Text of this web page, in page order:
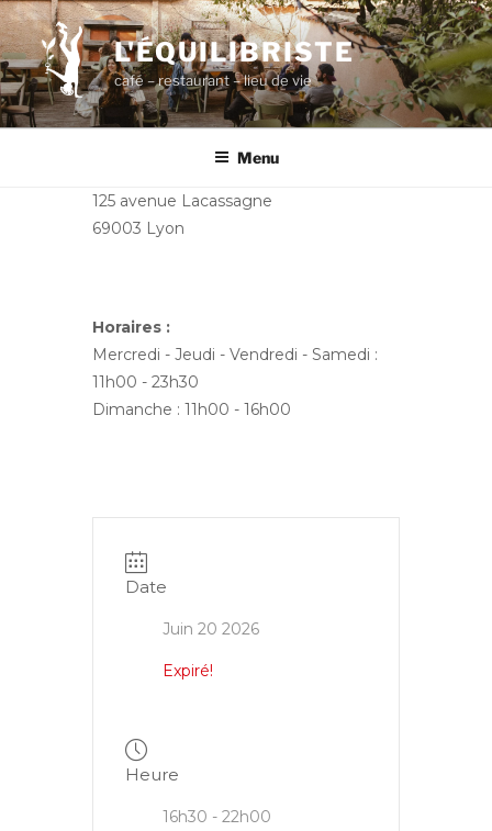
Aller
au
contenu
principal
L'ÉQUILIBRISTE
café – restaurant – lieu de vie
Menu
125 avenue Lacassagne
69003 Lyon
Horaires :
Mercredi - Jeudi - Vendredi - Samedi :
11h00 - 23h30
Dimanche : 11h00 - 16h00
Date
Juin 20 2026
Expiré!
Heure
16h30 - 22h00